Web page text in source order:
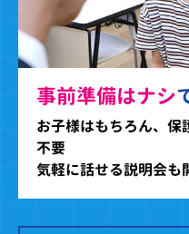
事前準備はナシ
お子様はもちろん、保
不要
気軽に話せる説明会も